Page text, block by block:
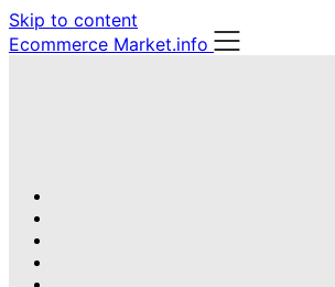
Skip to content
Ecommerce Market.info